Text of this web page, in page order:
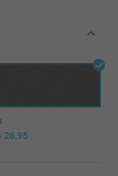
26,95